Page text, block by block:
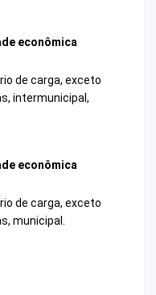
econômica
de carga, exceto
intermunicipal,
econômica
de carga, exceto
municipal.